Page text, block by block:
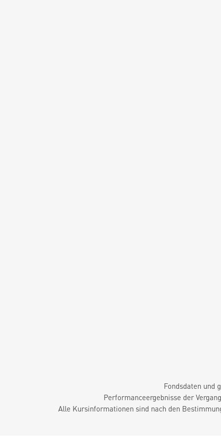
Fondsdaten und
Performanceergebnisse der
Alle Kursinformationen sind nach den